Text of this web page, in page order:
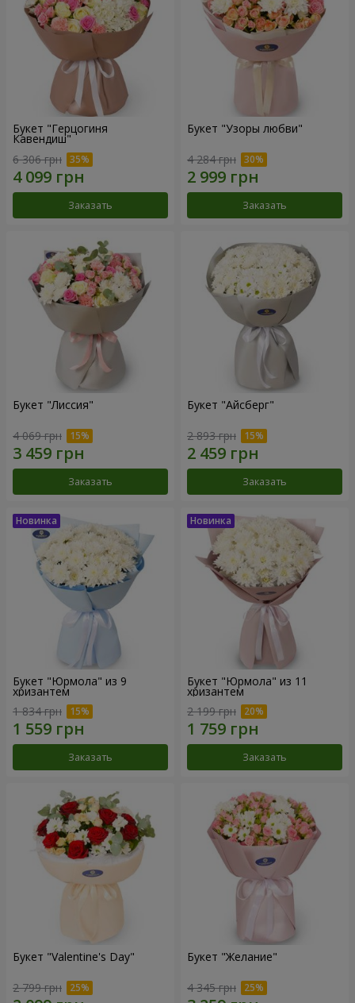
Букет "Герцогиня
Кавендиш"
6 306 грн
Заказать
Букет "Узоры любви"
4 284 грн
Заказать
Букет "Лиссия"
4 069 грн
Заказать
Букет "Айсберг"
2 893 грн
Заказать
Букет "Юрмола" из 9
хризантем
1 834 грн
Заказать
Букет "Юрмола" из 11
хризантем
2 199 грн
Заказать
Букет "Valentine's Day"
2 799 грн
Букет "Желание"
4 345 грн